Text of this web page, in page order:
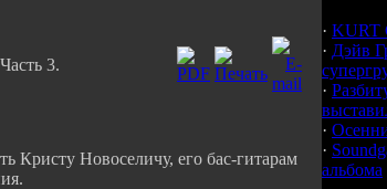
3.
Кристу Новоселичу, его бас-гитарам
· KURT
· Дэйв
·
·
·
альбома